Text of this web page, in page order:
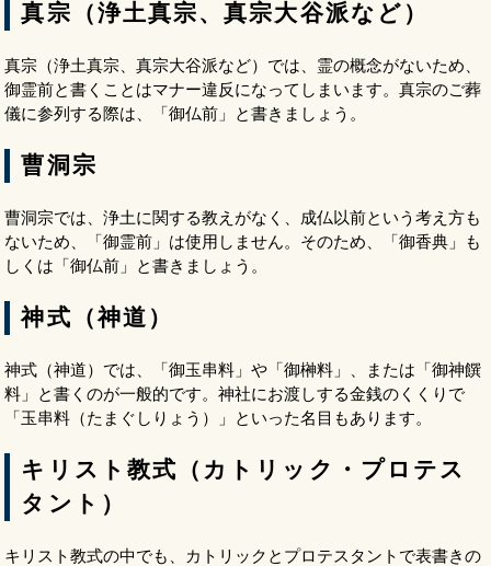
真宗（浄土真宗、真宗大谷派など）
真宗（浄土真宗、真宗大谷派など）では、霊の概念がないため、
御霊前と書くことはマナー違反になってしまいます。真宗のご葬
儀に参列する際は、「御仏前」と書きましょう。
曹洞宗
曹洞宗では、浄土に関する教えがなく、成仏以前という考え方も
ないため、「御霊前」は使用しません。そのため、「御香典」も
しくは「御仏前」と書きましょう。
神式（神道）
神式（神道）では、「御玉串料」や「御榊料」、または「御神饌
料」と書くのが一般的です。神社にお渡しする金銭のくくりで
「玉串料（たまぐしりょう）」といった名目もあります。
キリスト教式（カトリック・プロテス
タント）
キリスト教式の中でも、カトリックとプロテスタントで表書きの